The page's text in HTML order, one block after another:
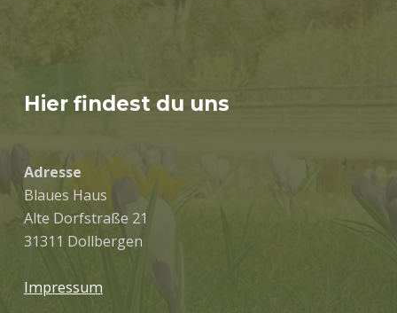
Hier findest du uns
Adresse
Blaues Haus
Alte Dorfstraße 21
31311 Dollbergen
Impressum